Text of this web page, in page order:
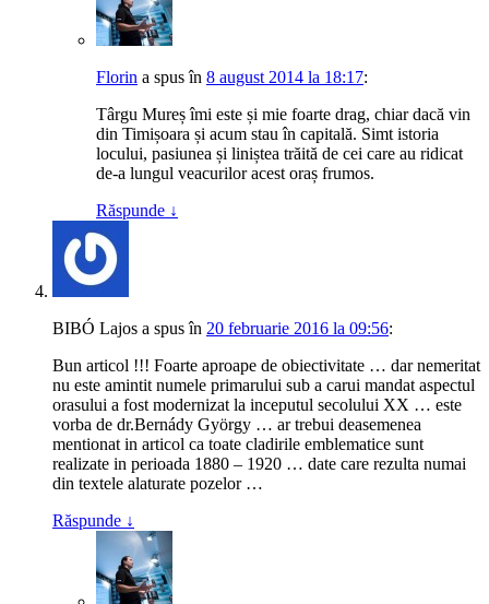
Florin a spusîn 8 august 2014 la 18:17:
Târgu Mureș îmi este și mie foarte drag, chiar dacă vin
din Timișoara și acum stau în capitală. Simt istoria
locului, pasiunea și liniștea trăită de cei care au ridicat
de-a lungul veacurilor acest oraș frumos.
Răspunde ↓
BIBÓ Lajos a spusîn 20 februarie 2016 la 09:56:
Bun articol !!! Foarte aproape de obiectivitate … dar nemeritat
nu este amintit numele primarului sub a carui mandat aspectul
orasului a fost modernizat la inceputul secolului XX … este
vorba de dr.Bernády György … ar trebui deasemenea
mentionat in articol ca toate cladirile emblematice sunt
realizate in perioada 1880 – 1920 … date care rezulta numai
din textele alaturate pozelor …
Răspunde ↓